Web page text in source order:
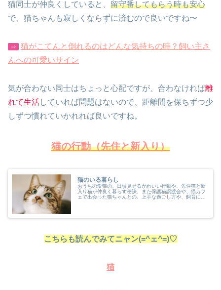
猫同士が仲良くしていると、 留守番してもらう時も安心
で、猫ちゃんも寂しくならずに済むので良いですね〜
⇒
猫がこてんと倒れるのはどんな気持ちの時？飼い主さ
んへの可愛いサイン
気が合わない同士はちょっと心配ですが、合わなければ離
れて生活していれば問題はないので、距離間を保ちずつ少
しずつ慣れていかれれば良いですね。
猫の行動（先住と新入り）
猫のいる暮らし
おうちの愛猫の、日頃見せるかわいい行動や、先住猫と新
入り猫が仲良く暮らす秘訣、また保護猫譲渡会や、猫カフ
ェで出会った猫ちゃんとの、上手な過ごし方や、飼育に必
こちらも読んでみてニャン(=^ェ^=)♡
猫